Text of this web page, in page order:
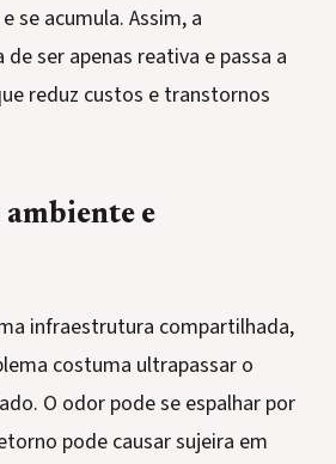
se acumula. Assim, a
ser apenas reativa e passa a
reduz custos e transtornos
ambiente e
infraestrutura compartilhada,
costuma ultrapassar o
O odor pode se espalhar por
pode causar sujeira em